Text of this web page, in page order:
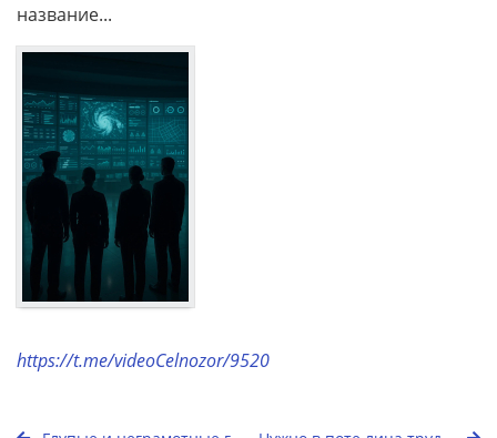
название...
https://t.me/videoCelnozor/9520